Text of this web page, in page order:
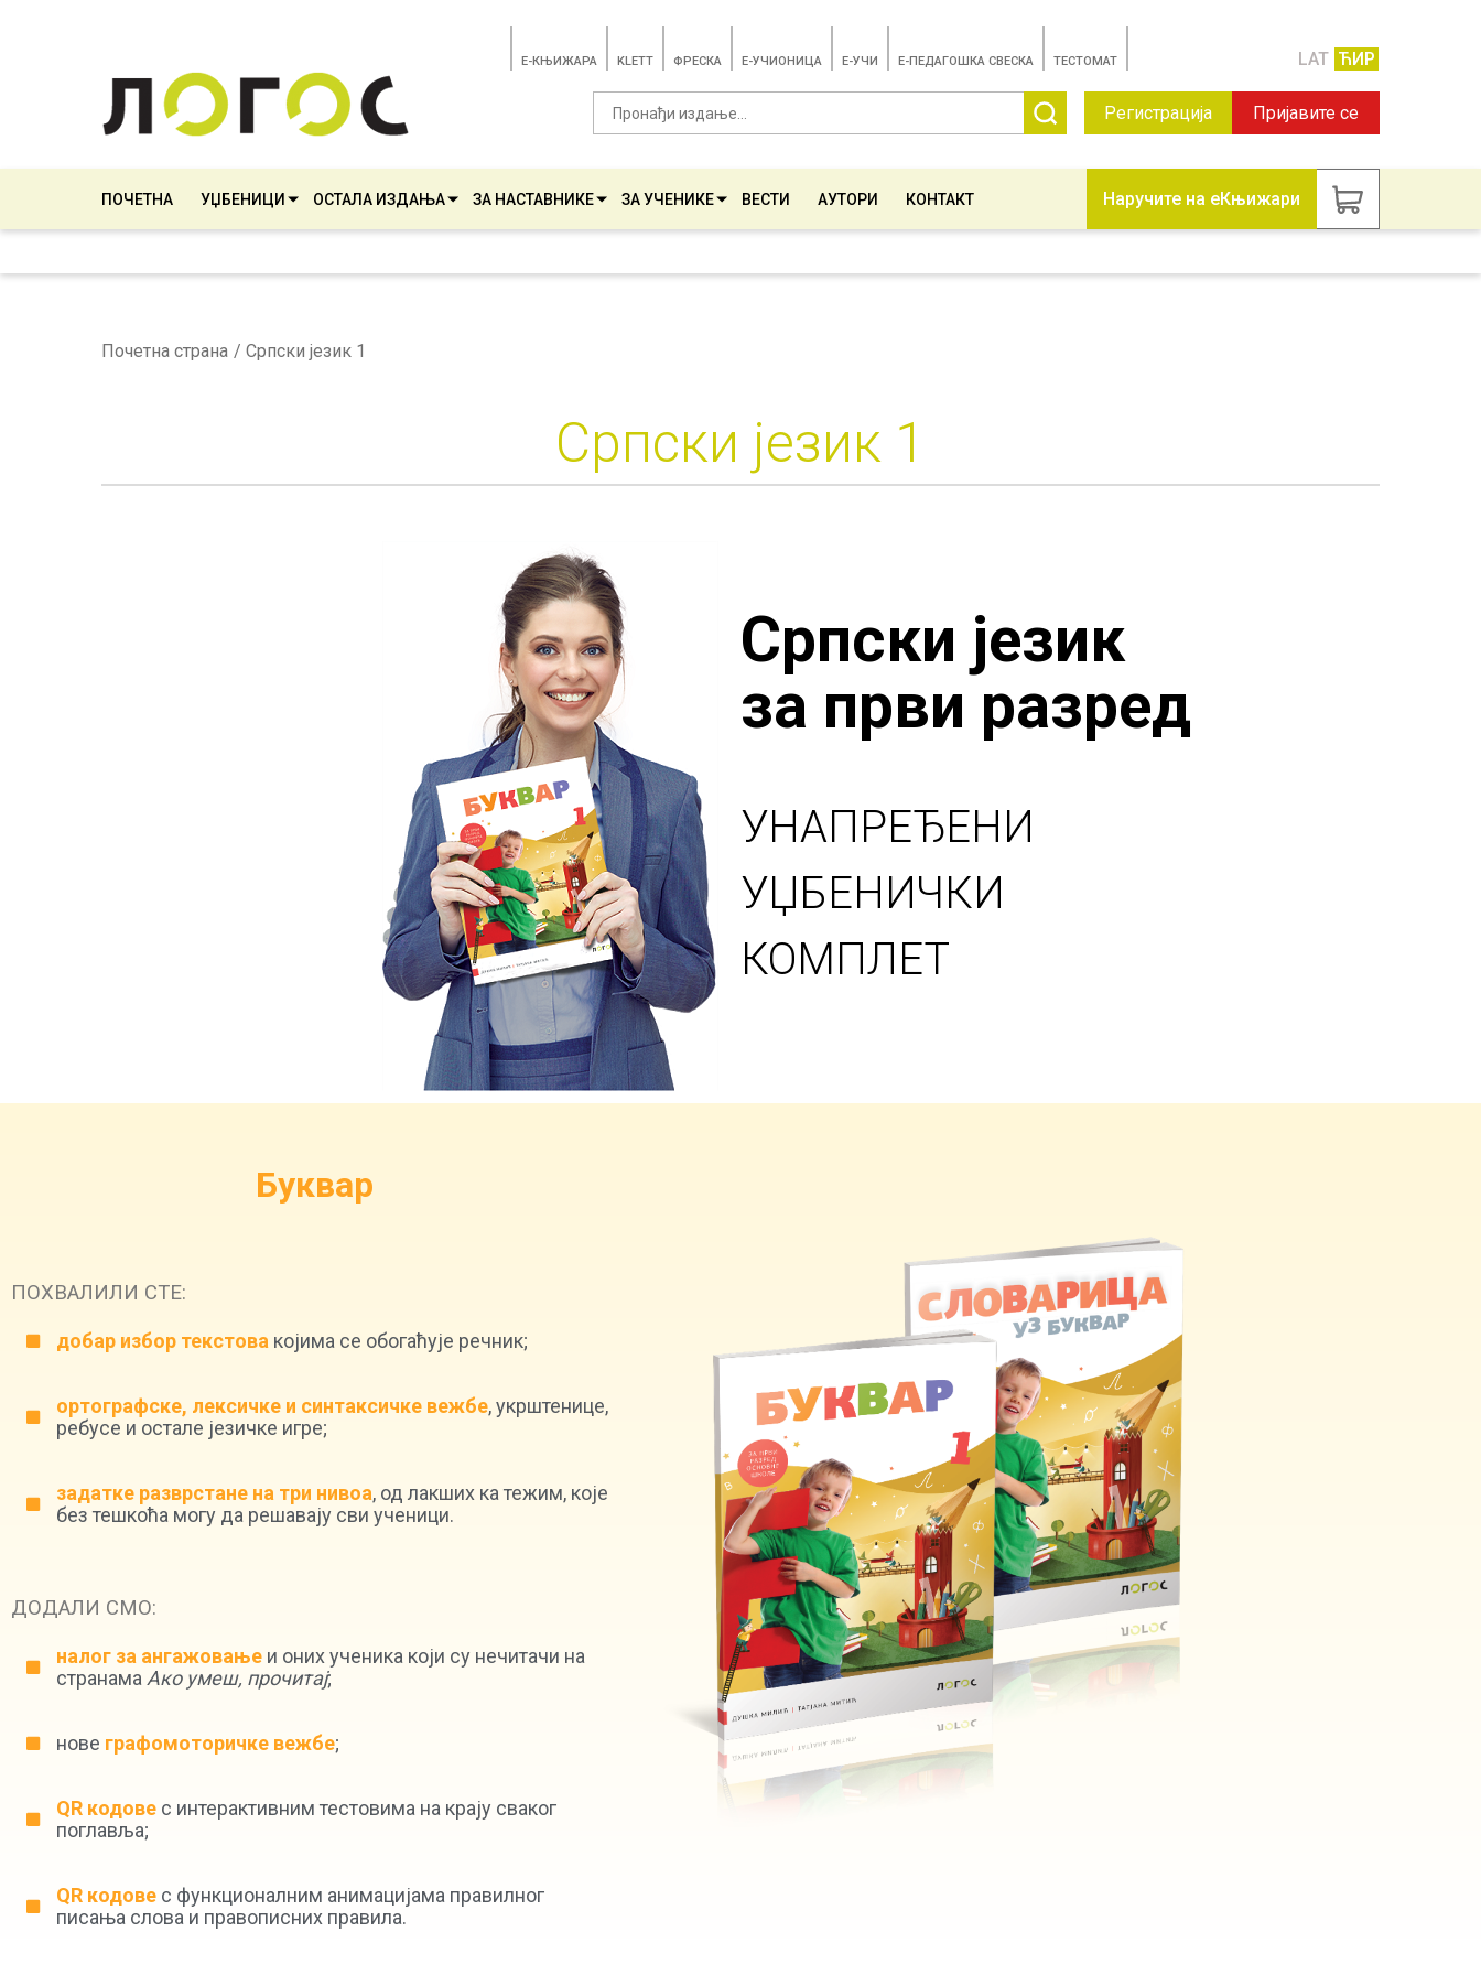
E-КЊИЖАРА KLETT ФРЕСКА E-УЧИОНИЦА E-УЧИ Е-ПЕДАГОШКА СВЕСКА TЕСТОМАТ LAT ЋИР
Регистрација Пријавите се
ПОЧЕТНА УЏБЕНИЦИ ОСТАЛА ИЗДАЊА ЗА НАСТАВНИКЕ ЗА УЧЕНИКЕ ВЕСТИ АУТОРИ КОНТАКТ Наручите на еКњижари
Почетна страна Српски језик 1
Српски језик 1
Српски језик
за први разред
УНАПРЕЂЕНИ
УЏБЕНИЧКИ
КОМПЛЕТ
Буквар
ПОХВАЛИЛИ СТЕ:
добар избор текстова којима се обогаћује речник;
ортографске, лексичке и синтаксичке вежбе, укрштенице,
ребусе и остале језичке игре;
задатке разврстане на три нивоа, од лакших ка тежим, које
без тешкоћа могу да решавају сви ученици.
ДОДАЛИ СМО:
налог за ангажовањеи оних ученика који су нечитачи на
странама Ако умеш, прочитај;
нове графомоторичке вежбе;
QR кодове с интерактивним тестовима на крају сваког
поглавља;
QR кодовес функционалним анимацијама правилног
писања слова и правописних правила.